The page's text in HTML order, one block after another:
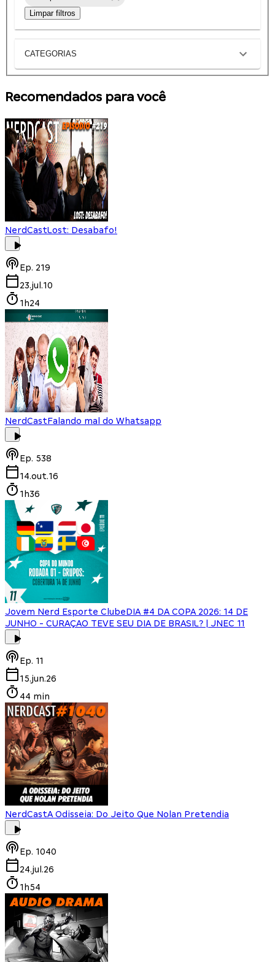
Limpar filtros
CATEGORIAS
Recomendados para você
NerdCastLost: Desabafo!
Ep. 219
23.jul.10
1h24
NerdCastFalando mal do Whatsapp
Ep. 538
14.out.16
1h36
Jovem Nerd Esporte ClubeDIA #4 DA COPA 2026: 14 DE
JUNHO - CURAÇAO TEVE SEU DIA DE BRASIL? | JNEC 11
Ep. 11
15.jun.26
44 min
NerdCastA Odisseia: Do Jeito Que Nolan Pretendia
Ep. 1040
24.jul.26
1h54